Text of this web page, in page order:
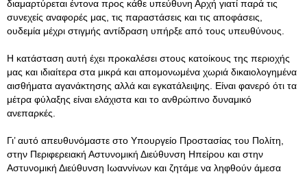
διαμαρτύρεται έντονα προς κάθε υπεύθυνη Αρχή γιατί παρά τις
συνεχείς αναφορές μας, τις παραστάσεις και τις αποφάσεις,
ουδεμία μέχρι στιγμής αντίδραση υπήρξε από τους υπευθύνους.
Η κατάσταση αυτή έχει προκαλέσει στους κατοίκους της περιοχής
μας και ιδιαίτερα στα μικρά και απομονωμένα χωριά δικαιολογημένα
αισθήματα αγανάκτησης αλλά και εγκατάλειψης. Είναι φανερό ότι τα
μέτρα φύλαξης είναι ελάχιστα και το ανθρώπινο δυναμικό
ανεπαρκές.
Γι’ αυτό απευθυνόμαστε στο Υπουργείο Προστασίας του Πολίτη,
στην Περιφερειακή Αστυνομική Διεύθυνση Ηπείρου και στην
Αστυνομική Διεύθυνση Ιωαννίνων και ζητάμε να ληφθούν άμεσα